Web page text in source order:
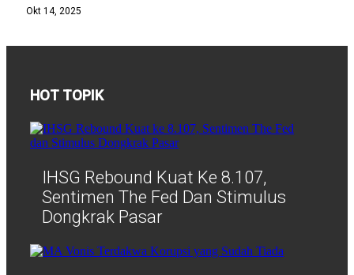
Okt 14, 2025
HOT TOPIK
IHSG Rebound Kuat Ke 8.107,
Sentimen The Fed Dan Stimulus
Dongkrak Pasar